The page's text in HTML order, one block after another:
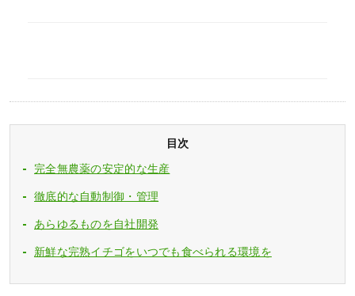
目次
完全無農薬の安定的な生産
徹底的な自動制御・管理
あらゆるものを自社開発
新鮮な完熟イチゴをいつでも食べられる環境を